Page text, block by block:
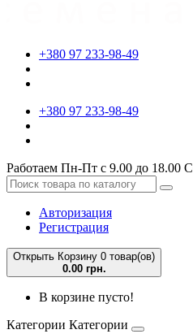
+380 97 233-98-49
+380 97 233-98-49
Работаем Пн-Пт с 9.00 до 18.00
Авторизация
Регистрация
Открыть Корзину 0 товар(ов)
0.00 грн.
В корзине пусто!
Категории Категории